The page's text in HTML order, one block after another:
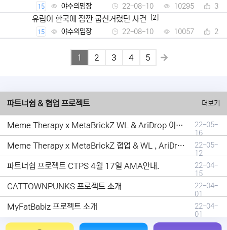
15 야수의밈장 22-08-10 10295 3
유럽이 한국에 잠깐 굽신거렸던 사건 [2]
15 야수의밈장 22-08-10 10057 2
1 2 3 4 5
파트너쉽 & 협업 프로젝트 더보기
Meme Therapy x MetaBrickZ WL & AriDrop 이벤트 결과안내!
22-05-
16
Meme Therapy x MetaBrickZ 협업 & WL , AriDrop 이벤트 안내
22-05-
12
파트너쉽 프로젝트 CTPS 4월 17일 AMA안내.
22-04-
15
CATTOWNPUNKS 프로젝트 소개
22-04-
01
MyFatBabiz 프로젝트 소개
22-04-
01